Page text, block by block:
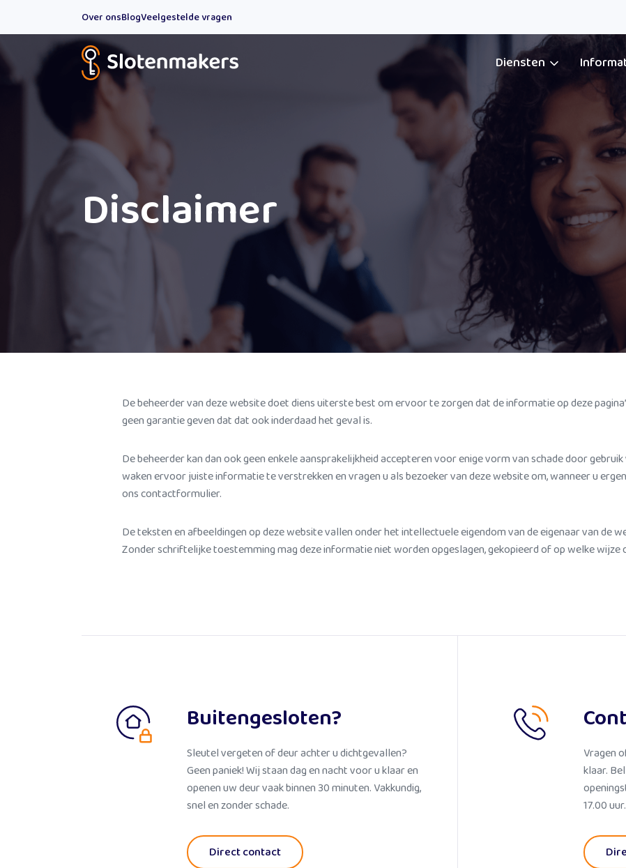
Over onsBlogVeelgestelde vragen
Diensten
Disclaimer
De beheerder van deze website doet diens uiterste best om ervoor te zorgen dat de informatie op deze
geen garantie geven dat dat ook inderdaad het geval is.
De beheerder kan dan ook geen enkele aansprakelijkheid accepteren voor enige vorm van schade door
waken ervoor juiste informatie te verstrekken en vragen u als bezoeker van deze website om, wanneer u
ons contactformulier.
De teksten en afbeeldingen op deze website vallen onder het intellectuele eigendom van de eigenaar van de
Zonder schriftelijke toestemming mag deze informatie niet worden opgeslagen, gekopieerd of op welke wijze
Buitengesloten?
Sleutel vergeten of deur achter u dichtgevallen?
Geen paniek! Wij staan dag en nacht voor u klaar en
openen uw deur vaak binnen 30 minuten. Vakkundig,
snel en zonder schade.
Direct contact
Vragen
klaar.
17.00 uur.